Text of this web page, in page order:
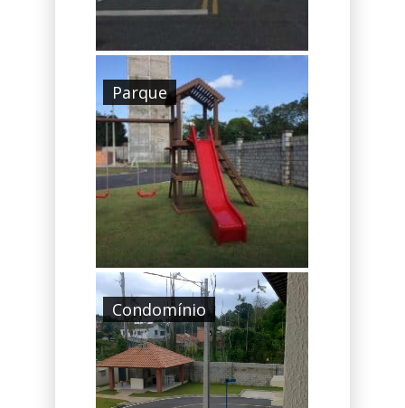
Parque
Condomínio